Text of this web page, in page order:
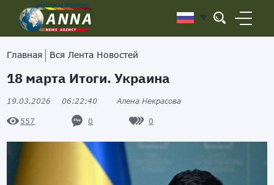
Главная Вся Лента Новостей
18 марта Итоги. Украина
19.03.2026 06:22:40 Алена Некрасова
557 0 0